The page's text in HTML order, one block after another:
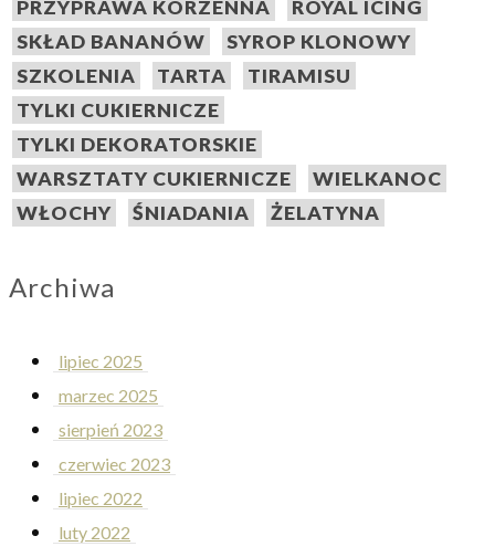
PRZYPRAWA KORZENNA
ROYAL ICING
SKŁAD BANANÓW
SYROP KLONOWY
SZKOLENIA
TARTA
TIRAMISU
TYLKI CUKIERNICZE
TYLKI DEKORATORSKIE
WARSZTATY CUKIERNICZE
WIELKANOC
WŁOCHY
ŚNIADANIA ŻELATYNA
Archiwa
lipiec 2025
marzec 2025
sierpień 2023
czerwiec 2023
lipiec 2022
luty 2022